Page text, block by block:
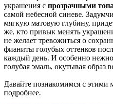
украшения с прозрачными
самой небесной синеве.
мягкую матовую глубину,
же, кто привык менять
не желает тревожиться о
фианиты голубых оттенков
каждый день. И особенно
голубая эмаль, окутывая образ
Давайте познакомимся с этими
подробнее.